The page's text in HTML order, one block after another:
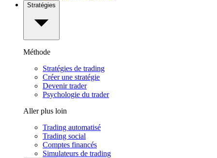
Stratégies
Méthode
Stratégies de trading
Créer une stratégie
Devenir trader
Psychologie du trader
Aller plus loin
Trading automatisé
Trading social
Comptes financés
Simulateurs de trading